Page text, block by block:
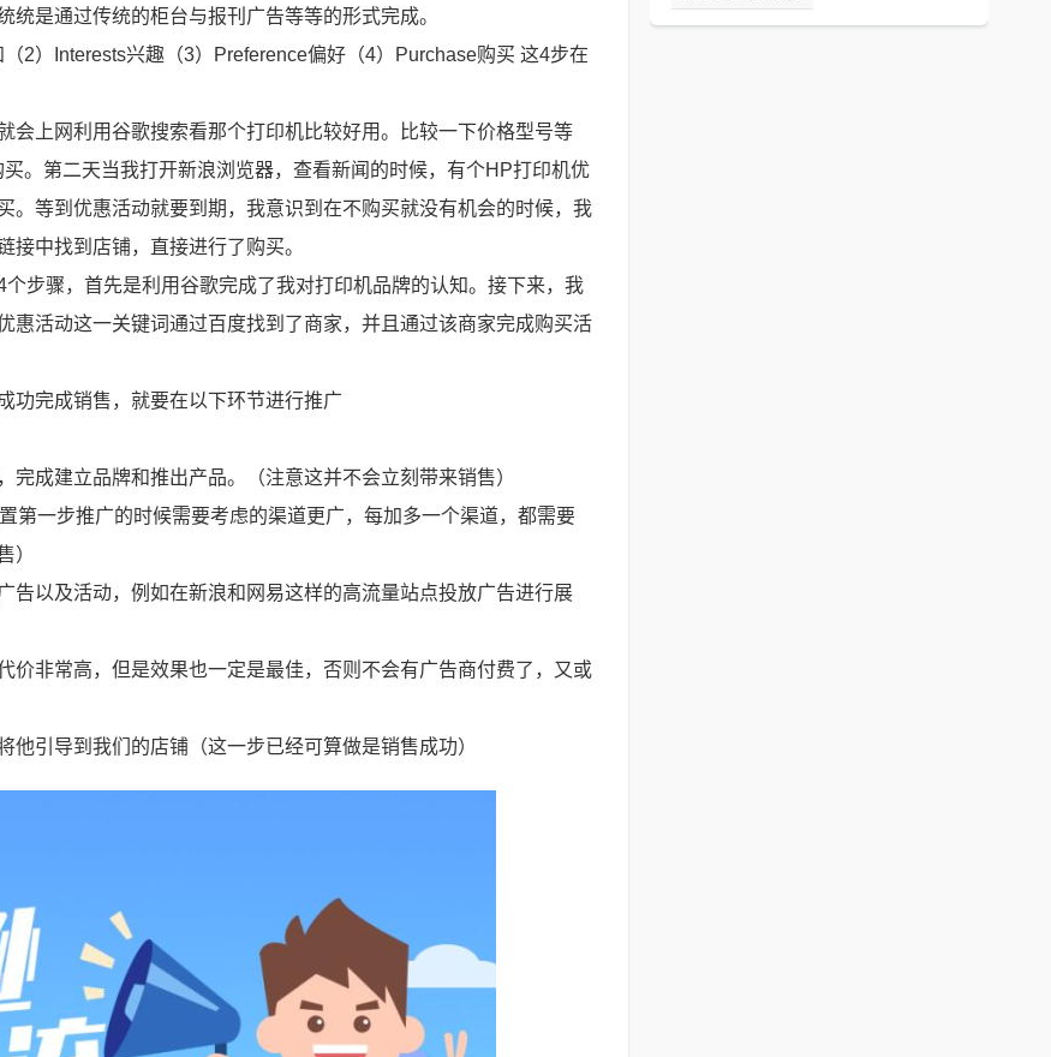
是通过传统的柜台与报刊广告等等的形式完成。
2）Interests兴趣（3）Preference偏好（4）Purchase购买 这4步在
会上网利用谷歌搜索看那个打印机比较好用。比较一下价格型号等
。第二天当我打开新浪浏览器，查看新闻的时候，有个HP打印机优
。等到优惠活动就要到期，我意识到在不购买就没有机会的时候，我
接中找到店铺，直接进行了购买。
步骤，首先是利用谷歌完成了我对打印机品牌的认知。接下来，我
惠活动这一关键词通过百度找到了商家，并且通过该商家完成购买活
功完成销售，就要在以下环节进行推广
成建立品牌和推出产品。（注意这并不会立刻带来销售）
第一步推广的时候需要考虑的渠道更广，每加多一个渠道，都需要
）
告以及活动，例如在新浪和网易这样的高流量站点投放广告进行展
价非常高，但是效果也一定是最佳，否则不会有广告商付费了，又或
引导到我们的店铺（这一步已经可算做是销售成功）